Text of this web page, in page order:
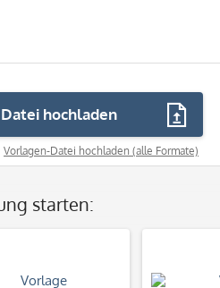
Datei hochladen
Vorlagen-Datei hochladen (alle Formate)
starten: